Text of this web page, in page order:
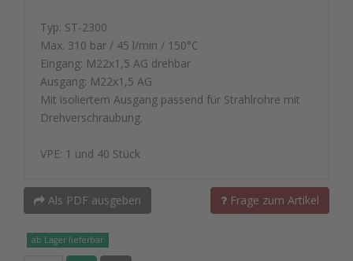
Typ: ST-2300
Max. 310 bar / 45 l/min / 150°C
Eingang: M22x1,5 AG drehbar
Ausgang: M22x1,5 AG
Mit isoliertem Ausgang passend für Strahlrohre mit
Drehverschraubung.
VPE: 1 und 40 Stück
Als PDF ausgeben Frage zum Artikel
ab Lager lieferbar